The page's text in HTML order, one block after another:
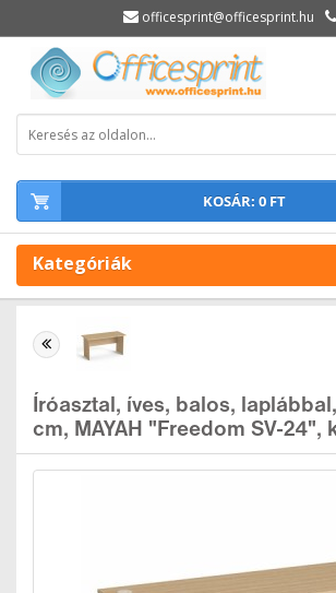
officesprint@officesprint.hu
KOSÁR: 0 FT
Kategóriák
Íróasztal, íves, balos,
cm, MAYAH "Freedom SV-24",